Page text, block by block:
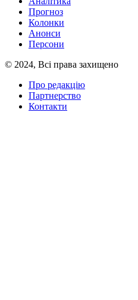
Прогноз
Колонки
Анонси
Персони
© 2024, Всі права захищено
Про редакцію
Партнерство
Контакти